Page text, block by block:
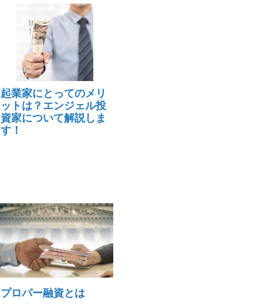
起業家にとってのメリ
ットは？エンジェル投
資家について解説しま
す！
プロパー融資とは